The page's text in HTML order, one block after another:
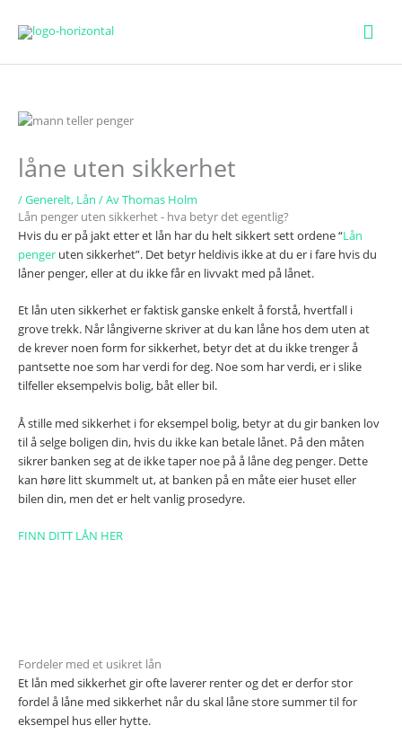
låne uten sikkerhet
/Generelt, Lån / AvThomas Holm
Lån penger uten sikkerhet - hva betyr det egentlig?
Hvis du er på jakt etter et lån har du helt sikkert sett ordene “Lån
penger uten sikkerhet”. Det betyr heldivis ikke at du er i fare hvis du
låner penger, eller at du ikke får en livvakt med på lånet.
Et lån uten sikkerhet er faktisk ganske enkelt å forstå, hvertfall i
grove trekk. Når långiverne skriver at du kan låne hos dem uten at
de krever noen form for sikkerhet, betyr det at du ikke trenger å
pantsette noe som har verdi for deg. Noe som har verdi, er i slike
tilfeller eksempelvis bolig, båt eller bil.
Å stille med sikkerhet i for eksempel bolig, betyr at du gir banken lov
til å selge boligen din, hvis du ikke kan betale lånet. På den måten
sikrer banken seg at de ikke taper noe på å låne deg penger. Dette
kan høre litt skummelt ut, at banken på en måte eier huset eller
bilen din, men det er helt vanlig prosedyre.
FINN DITT LÅN HER
Fordeler med et usikret lån
Et lån med sikkerhet gir ofte laverer renter og det er derfor stor
fordel å låne med sikkerhet når du skal låne store summer til for
eksempel hus eller hytte.